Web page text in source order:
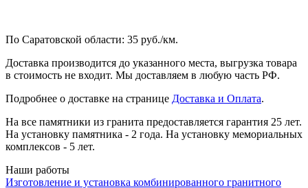
По Саратовской области: 35 руб./км.
Доставка производится до указанного места, выгрузка товара
в стоимость не входит. Мы доставляем в любую часть РФ.
Подробнее о доставке на странице Доставка и Оплата.
На все памятники из гранита предоставляется гарантия 25 лет.
На установку памятника - 2 года. На установку мемориальных
комплексов - 5 лет.
Наши работы
Изготовление и установка комбинированного гранитного